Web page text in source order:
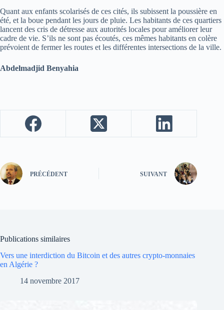
Quant aux enfants scolarisés de ces cités, ils subissent la poussière en
été, et la boue pendant les jours de pluie. Les habitants de ces quartiers
lancent des cris de détresse aux autorités locales pour améliorer leur
cadre de vie. S’ils ne sont pas écoutés, ces mêmes habitants en colère
prévoient de fermer les routes et les différentes intersections de la ville.
Abdelmadjid Benyahia
PRÉCÉDENT SUIVANT
Publications similaires
Vers une interdiction du Bitcoin et des autres crypto-monnaies
en Algérie ?
14 novembre 2017